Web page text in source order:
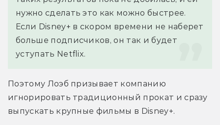
нужно сделать это как можно быстрее.
Если Disney+ в скором времени не наберет
больше подписчиков, он так и будет
уступать Netflix.
Поэтому Лоэб призывает компанию
игнорировать традиционный прокат и сразу
выпускать крупные фильмы в Disney+.